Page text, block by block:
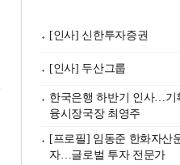
[인사] 신한투자증권
[인사] 두산그룹
한국은행 하반기 인사…기
융시장국장 최영주
[프로필] 임동준 한화자산
자…글로벌 투자 전문가